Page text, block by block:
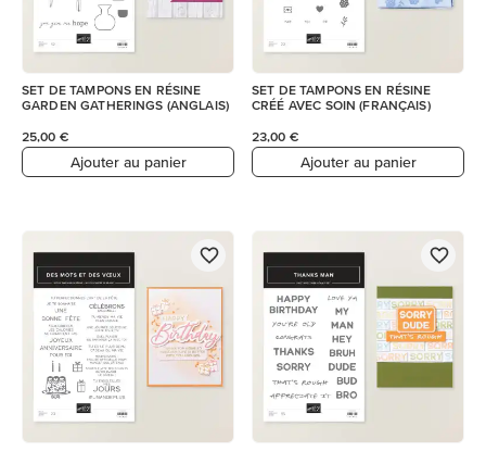
SET DE TAMPONS EN RÉSINE
GARDEN GATHERINGS (ANGLAIS)
25,00 €
Ajouter au panier
SET DE TAMPONS EN RÉSINE
CRÉÉ AVEC SOIN (FRANÇAIS)
23,00 €
Ajouter au panier